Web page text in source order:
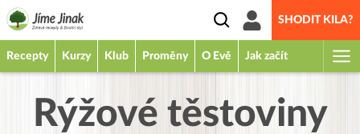
SHODIT KILA?
Recepty Kurzy Klub Proměny O Evě Jak začít
Rýžové těstoviny